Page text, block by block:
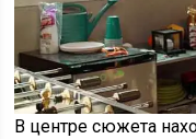
В центре сюжета